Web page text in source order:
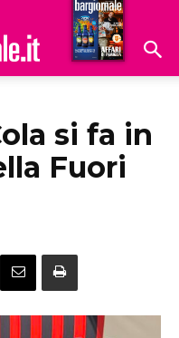
Hoteldomani
si fa in
Fuori